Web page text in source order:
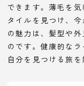
できます。薄毛を
タイルを見つけ、
の魅力は、髪型や
のです。健康的な
自分を見つける旅を